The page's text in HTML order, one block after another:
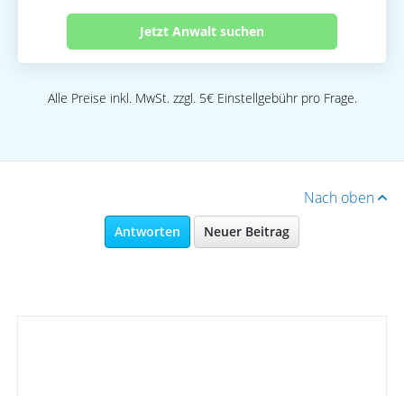
Jetzt Anwalt suchen
Alle Preise inkl. MwSt. zzgl. 5€ Einstellgebühr pro Frage.
Nach oben
Antworten Neuer Beitrag